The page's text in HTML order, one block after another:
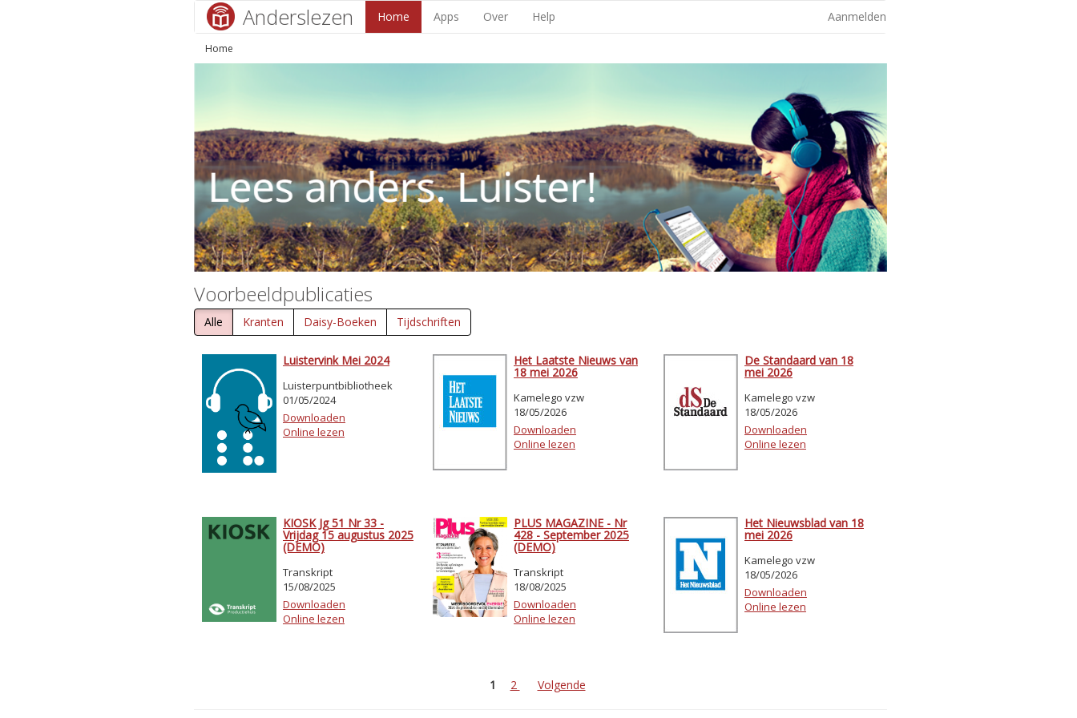
Anderslezen Home Apps Over Help Aanmelden
Home
Voorbeeldpublicaties
Alle Kranten Daisy-Boeken Tijdschriften
Luistervink Mei 2024
Luisterpuntbibliotheek
01/05/2024
Downloaden
Online lezen
Het Laatste Nieuws van
18 mei 2026
Kamelego vzw
18/05/2026
Downloaden
Online lezen
De Standaard van 18
mei 2026
Kamelego vzw
18/05/2026
Downloaden
Online lezen
KIOSK Jg 51 Nr 33 -
Vrijdag 15 augustus 2025
(DEMO)
Transkript
15/08/2025
Downloaden
Online lezen
PLUS MAGAZINE - Nr
428 - September 2025
(DEMO)
Transkript
18/08/2025
Downloaden
Online lezen
Het Nieuwsblad van 18
mei 2026
Kamelego vzw
18/05/2026
Downloaden
Online lezen
1 2 Volgende